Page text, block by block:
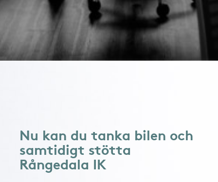
Nu kan du tanka bilen och
samtidigt stötta
Rångedala IK